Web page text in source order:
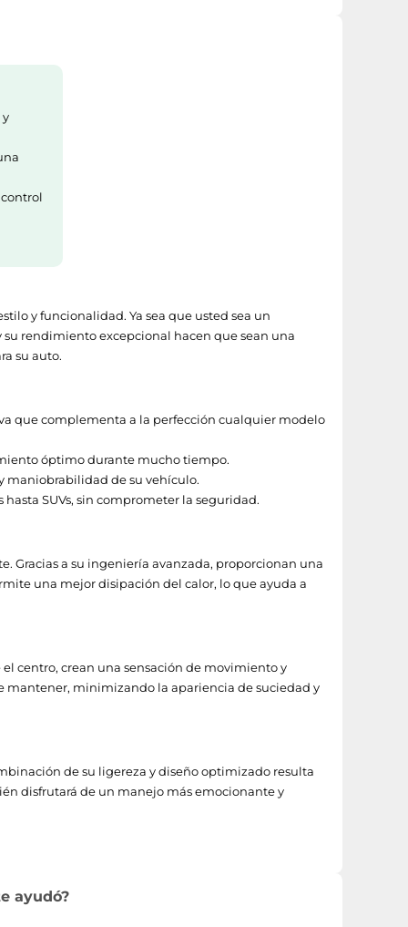
y funcionalidad. Ya sea que usted sea un
rendimiento excepcional hacen que sean una
su auto.
que complementa a la perfección cualquier modelo
óptimo durante mucho tiempo.
maniobrabilidad de su vehículo.
SUVs, sin comprometer la seguridad.
Gracias a su ingeniería avanzada, proporcionan una
una mejor disipación del calor, lo que ayuda a
centro, crean una sensación de movimiento y
mantener, minimizando la apariencia de suciedad y
de su ligereza y diseño optimizado resulta
disfrutará de un manejo más emocionante y
ayudó?